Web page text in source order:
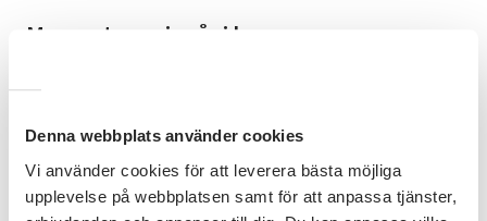
Denna webbplats använder cookies
Vi använder cookies för att leverera bästa möjliga
upplevelse på webbplatsen samt för att anpassa tjänster,
Moment som ingår i kursen:
Knådning för att få bort luftbubblor
Formning med olika tekniker (drejning, kavling,
ringling, skulptering)